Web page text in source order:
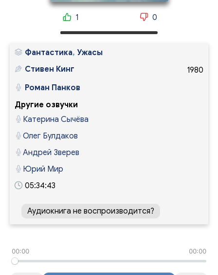
1 0
Фантастика, Ужасы
1980
Стивен Кинг
Роман Панков
Другие озвучки
Катерина Сычёва
Олег Булдаков
Андрей Зверев
Юрий Мир
05:34:43
Аудиокнига не воспроизводится?
00:00 00:00